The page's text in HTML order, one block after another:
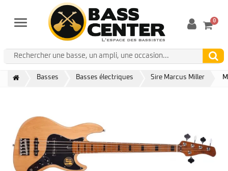
Menu 0
Basses Basses électriques Sire Marcus Miller